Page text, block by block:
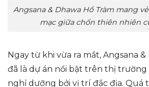
Angsana & Dhawa Hồ Tràm mang
mạc giữa chốn thiên nhiên
Ngay từ khi vừa ra mắt, Angsana
đã là dự án nổi bật trên thị trường
nghỉ dưỡng bởi vị trí đắc địa. Quá